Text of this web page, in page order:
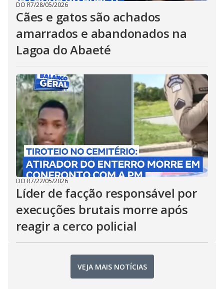
DO R7/28/05/2026
Cães e gatos são achados
amarrados e abandonados na
Lagoa do Abaeté
DO R7/22/05/2026
Líder de facção responsável por
execuções brutais morre após
reagir a cerco policial
VEJA MAIS NOTÍCIAS